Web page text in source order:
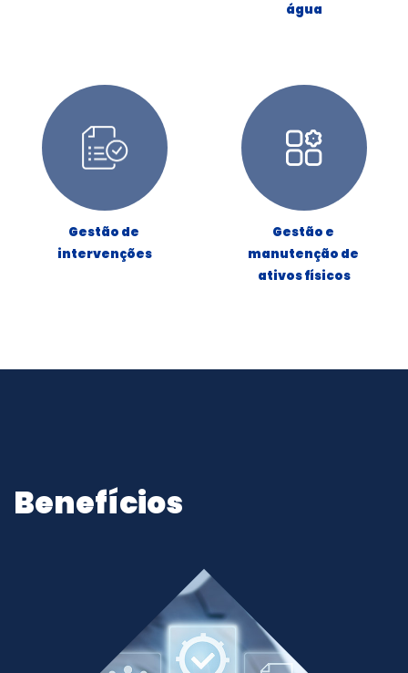
água
Gestão de
intervenções
Gestão e
manutenção de
ativos físicos
Benefícios